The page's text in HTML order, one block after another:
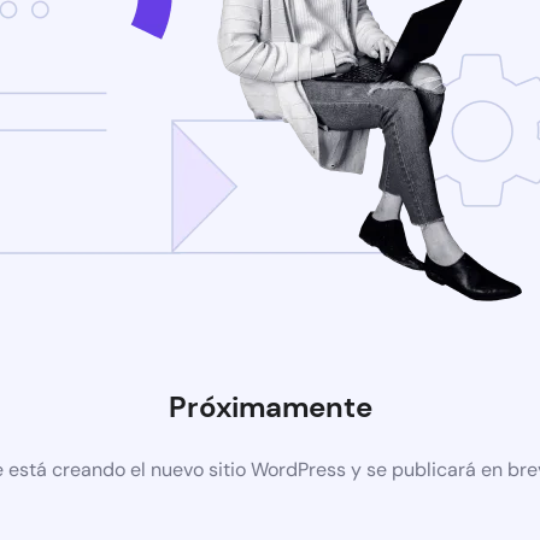
Próximamente
está creando el nuevo sitio WordPress y se publicará en